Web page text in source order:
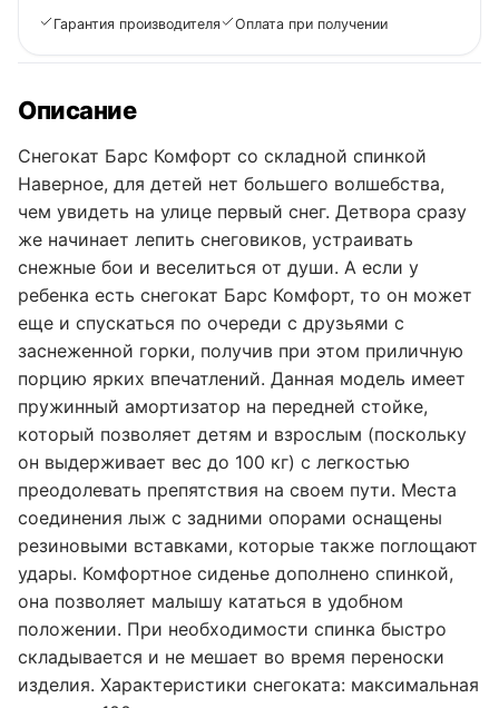
Гарантия производителя Оплата при получении
Описание
Снегокат Барс Комфорт со складной спинкой
Наверное, для детей нет большего волшебства,
чем увидеть на улице первый снег. Детвора сразу
же начинает лепить снеговиков, устраивать
снежные бои и веселиться от души. А если у
ребенка есть снегокат Барс Комфорт, то он может
еще и спускаться по очереди с друзьями с
заснеженной горки, получив при этом приличную
порцию ярких впечатлений. Данная модель имеет
пружинный амортизатор на передней стойке,
который позволяет детям и взрослым (поскольку
он выдерживает вес до 100 кг) с легкостью
преодолевать препятствия на своем пути. Места
соединения лыж с задними опорами оснащены
резиновыми вставками, которые также поглощают
удары. Комфортное сиденье дополнено спинкой,
она позволяет малышу кататься в удобном
положении. При необходимости спинка быстро
складывается и не мешает во время переноски
изделия. Характеристики снегоката: максимальная